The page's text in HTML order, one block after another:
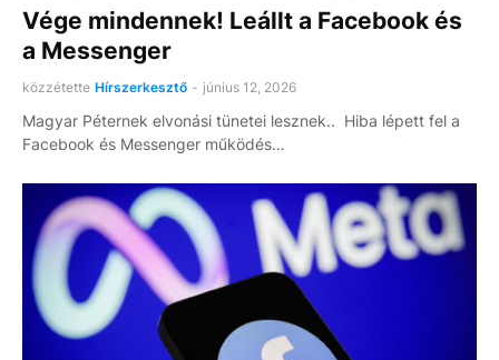
Vége mindennek! Leállt a Facebook és
a Messenger
közzétette Hírszerkesztő - június 12, 2026
Magyar Péternek elvonási tünetei lesznek.. Hiba lépett fel a
Facebook és Messenger működés…